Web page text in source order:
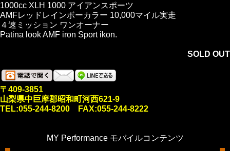
1000cc XLH 1000 アイアンスポーツ
AMFレッドレインボーカラー 10,000マイル実走
４速ミッション ワンオーナー
Patina look AMF iron Sport ikon.
SOLD OUT
〒409-3851
山梨県中巨摩郡昭和町河西621-9
TEL:055-244-8200 FAX:055-244-8222
MY Performance モバイルコンテンツ